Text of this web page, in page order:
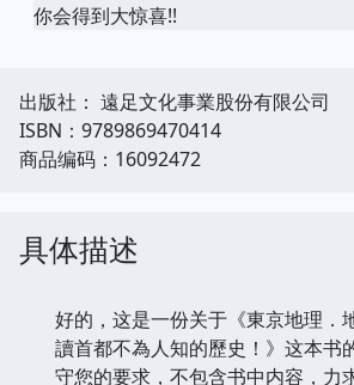
你会得到大惊喜!!
出版社： 遠足文化事業股份有限公司
ISBN：9789869470414
商品编码：16092472
具体描述
好的，这是一份关于《東京地理．
讀首都不為人知的歷史！》这本书
守您的要求，不包含书中内容，力